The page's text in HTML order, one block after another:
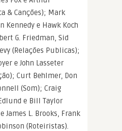
& Canções); Mark
Kennedy e Hawk Koch
G. Friedman, Sid
(Relações Publicas);
e John Lasseter
Curt Behlmer, Don
(Som); Craig
e Bill Taylor
James L. Brooks, Frank
(Roteiristas).